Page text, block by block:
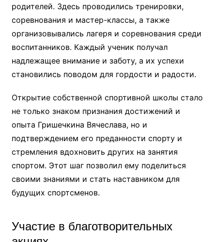
родителей. Здесь проводились тренировки,
соревнования и мастер-классы, а также
организовывались лагеря и соревнования среди
воспитанников. Каждый ученик получал
надлежащее внимание и заботу, а их успехи
становились поводом для гордости и радости.
Открытие собственной спортивной школы стало
не только знаком признания достижений и
опыта Гришечкина Вячеслава, но и
подтверждением его преданности спорту и
стремления вдохновить других на занятия
спортом. Этот шаг позволил ему поделиться
своими знаниями и стать наставником для
будущих спортсменов.
Участие в благотворительных